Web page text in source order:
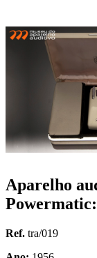
Aparelho
Ref. tra/019